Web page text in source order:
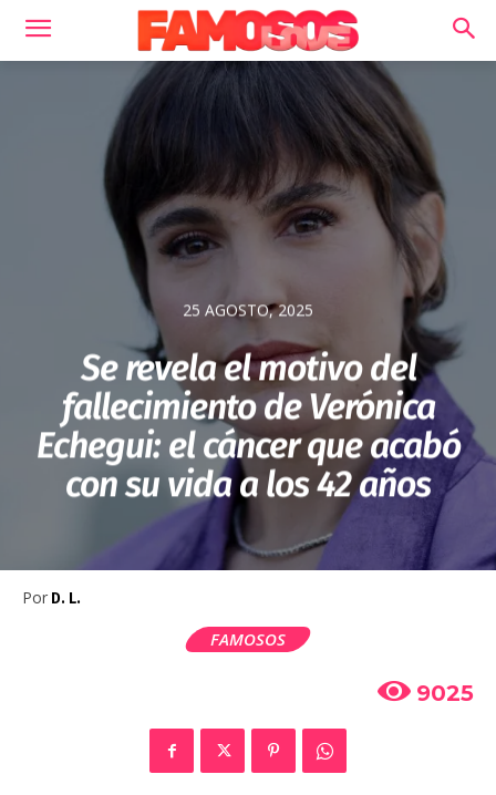
25 AGOSTO, 2025
Se revela el motivo del
fallecimiento de Verónica
Echegui: el cáncer que acabó
con su vida a los 42 años
Por D. L.
FAMOSOS
9025